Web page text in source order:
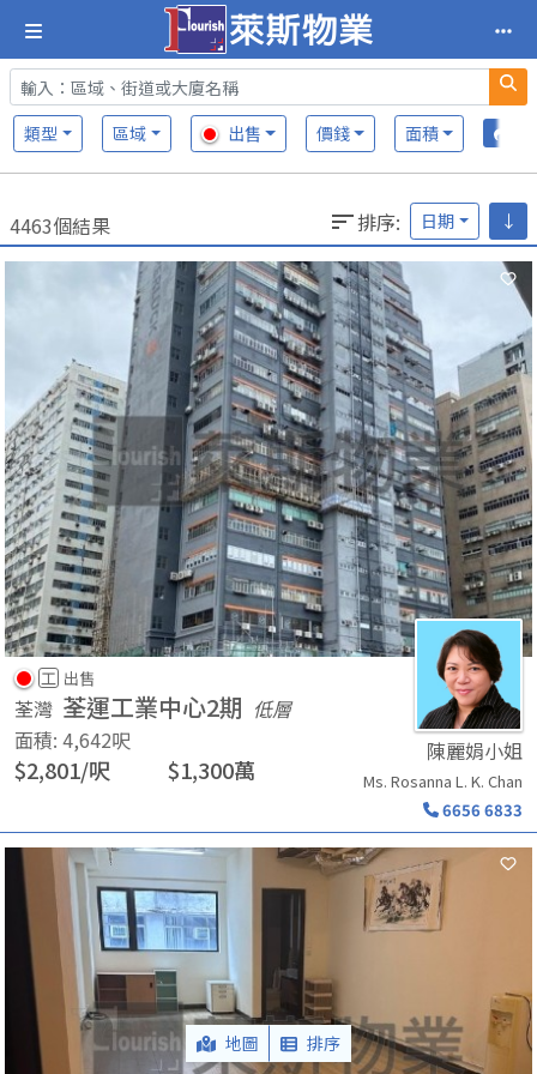
類型 區域 出售 價錢 面積
4463個結果 排序: 日期 ↓
工 出售
荃灣 荃運工業中心2期 低層
面積: 4,642呎
$2,801/呎 $1,300萬
陳麗娟小姐
Ms. Rosanna L. K. Chan
6656 6833
地圖 排序